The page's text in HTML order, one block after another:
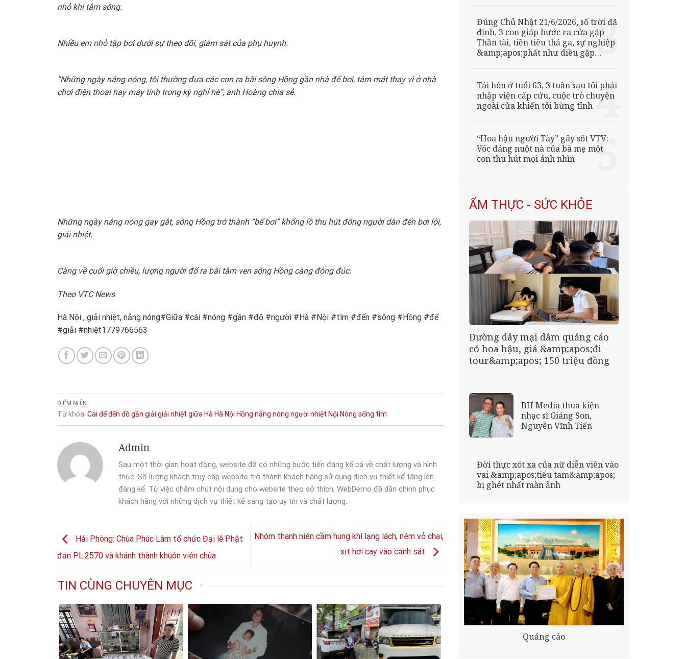
nhỏ khi tắm sông.
Nhiều em nhỏ tập bơi dưới sự theo dõi, giám sát của phụ huynh.
“Những ngày nắng nóng, tôi thường đưa các con ra bãi sông Hồng gần nhà để bơi, tắm mát thay vì ở nhà
chơi điện thoại hay máy tính trong kỳ nghỉ hè”, anh Hoàng chia sẻ.
Những ngày nắng nóng gay gắt, sông Hồng trở thành “bể bơi” khổng lồ thu hút đông người dân đến bơi lội,
giải nhiệt.
Càng về cuối giờ chiều, lượng người đổ ra bãi tắm ven sông Hồng càng đông đúc.
Theo VTC News
Hà Nội , giải nhiệt, nắng nóng#Giữa #cái #nóng #gần #độ #người #Hà #Nội #tìm #đến #sông #Hồng #để
#giải #nhiệt1779766563
ĐIỂM NHÌN
Từ khóa: Cai đểđến đồgần giải giải nhiệt giữa Hà Hà Nội Hồng nắng nóng người nhiệt Nội Nóng sống tìm
Admin
Sau một thời gian hoạt động, website đã có những bước tiến đáng kể cả về chất lượng và hình
thức. Số lượng khách truy cập website trở thành khách hàng sử dụng dịch vụ thiết kế tăng lên
đáng kể. Từ việc chăm chút nội dung cho website theo sở thích, WebDemo đã dần chinh phục
khách hàng với những dịch vụ thiết kế sáng tạo uy tín và chất lượng.
Hải Phòng: Chùa Phúc Lâm tổ chức Đại lễ Phật
đản PL.2570 và khánh thành khuôn viên chùa
Nhóm thanh niên cầm hung khí lạng lách, ném vỏ chai,
xịt hơi cay vào cảnh sát
TIN CÙNG CHUYÊN MỤC
Đúng Chủ Nhật 21/6/2026, số trời đã
định, 3 con giáp bước ra cửa gặp
Thần tài, tiền tiêu thả ga, sự nghiệp
&amp;apos;phất như diều gặp
Tái hôn ở tuổi 63, 3 tuần sau tôi phải
nhập viện cấp cứu, cuộc trò chuyện
ngoài cửa khiến tôi bừng tỉnh
“Hoa hậu người Tày” gây sốt VTV:
Vóc dáng nuột nà của bà mẹ một
con thu hút mọi ánh nhìn
ẨM THỰC - SỨC KHỎE
Đường dây mại dâm quảng cáo
có hoa hậu, giá &amp;apos;đi
tour&amp;apos; 150 triệu đồng
BH Media thua kiện
nhạc sĩ Giáng Son,
Nguyễn Vĩnh Tiến
Đời thực xót xa của nữ diễn viên vào
vai &amp;apos;tiểu tam&amp;apos;
bị ghét nhất màn ảnh
Quảng cáo